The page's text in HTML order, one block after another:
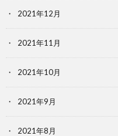
2021年12月
2021年11月
2021年10月
2021年9月
2021年8月